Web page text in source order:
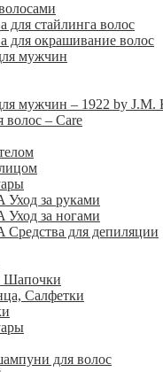
для стайлинга волос
для окрашивание волос
мужчин
мужчин – 1922 by J.M.
волос – Сare
Уход за руками
Уход за ногами
Средства для депиляции
Шапочки
Салфетки
для волос